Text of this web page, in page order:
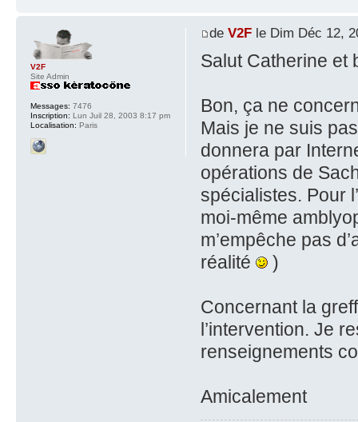
de V2Fle Dim Déc 12,
Salut Catherine et
Bon, ça ne
Mais je ne suis
donnera par
opérations de
spécialistes. Pour
moi-même
m’empêche pas
réalité
)
Concernant la
l’intervention. Je
renseignements
Amicalement
V2F
Site Admin
Messages: 7476
Inscription: Lun Juil 28, 2003 8:17 pm
Localisation: Paris